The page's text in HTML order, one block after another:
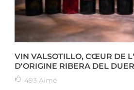
VIN VALSOTILLO, CŒUR DE
D'ORIGINE RIBERA DEL
493 Aimé